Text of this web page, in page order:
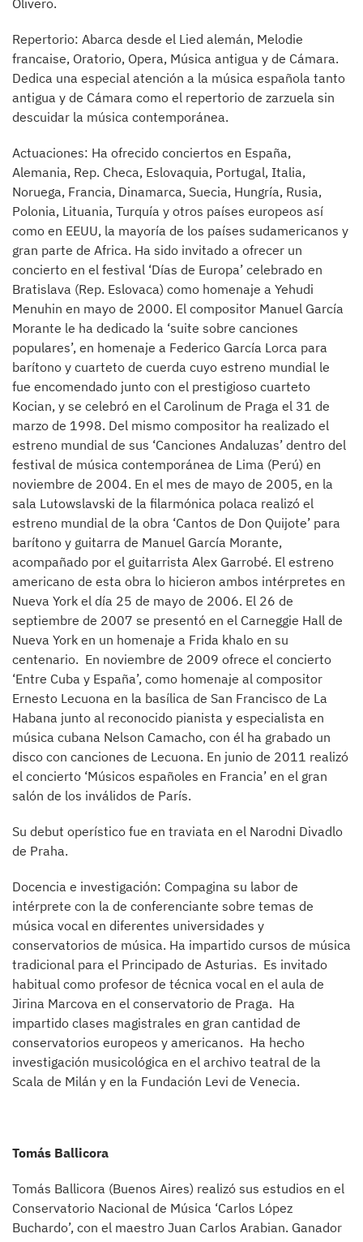
Olivero.
Repertorio: Abarca desde el Lied alemán, Melodie
francaise, Oratorio, Opera, Música antigua y de Cámara.
Dedica una especial atención a la música española tanto
antigua y de Cámara como el repertorio de zarzuela sin
descuidar la música contemporánea.
Actuaciones: Ha ofrecido conciertos en España,
Alemania, Rep. Checa, Eslovaquia, Portugal, Italia,
Noruega, Francia, Dinamarca, Suecia, Hungría, Rusia,
Polonia, Lituania, Turquía y otros países europeos así
como en EEUU, la mayoría de los países sudamericanos y
gran parte de Africa. Ha sido invitado a ofrecer un
concierto en el festival ‘Días de Europa’ celebrado en
Bratislava (Rep. Eslovaca) como homenaje a Yehudi
Menuhin en mayo de 2000. El compositor Manuel García
Morante le ha dedicado la ‘suite sobre canciones
populares’, en homenaje a Federico García Lorca para
barítono y cuarteto de cuerda cuyo estreno mundial le
fue encomendado junto con el prestigioso cuarteto
Kocian, y se celebró en el Carolinum de Praga el 31 de
marzo de 1998. Del mismo compositor ha realizado el
estreno mundial de sus ‘Canciones Andaluzas’ dentro del
festival de música contemporánea de Lima (Perú) en
noviembre de 2004. En el mes de mayo de 2005, en la
sala Lutowslavski de la filarmónica polaca realizó el
estreno mundial de la obra ‘Cantos de Don Quijote’ para
barítono y guitarra de Manuel García Morante,
acompañado por el guitarrista Alex Garrobé. El estreno
americano de esta obra lo hicieron ambos intérpretes en
Nueva York el día 25 de mayo de 2006. El 26 de
septiembre de 2007 se presentó en el Carneggie Hall de
Nueva York en un homenaje a Frida khalo en su
centenario. En noviembre de 2009 ofrece el concierto
‘Entre Cuba y España’, como homenaje al compositor
Ernesto Lecuona en la basílica de San Francisco de La
Habana junto al reconocido pianista y especialista en
música cubana Nelson Camacho, con él ha grabado un
disco con canciones de Lecuona. En junio de 2011 realizó
el concierto ‘Músicos españoles en Francia’ en el gran
salón de los inválidos de París.
Su debut operístico fue en traviata en el Narodni Divadlo
de Praha.
Docencia e investigación: Compagina su labor de
intérprete con la de conferenciante sobre temas de
música vocal en diferentes universidades y
conservatorios de música. Ha impartido cursos de música
tradicional para el Principado de Asturias. Es invitado
habitual como profesor de técnica vocal en el aula de
Jirina Marcova en el conservatorio de Praga. Ha
impartido clases magistrales en gran cantidad de
conservatorios europeos y americanos. Ha hecho
investigación musicológica en el archivo teatral de la
Scala de Milán y en la Fundación Levi de Venecia.
Tomás Ballicora
Tomás Ballicora (Buenos Aires) realizó sus estudios en el
Conservatorio Nacional de Música ‘Carlos López
Buchardo’, con el maestro Juan Carlos Arabian. Ganador